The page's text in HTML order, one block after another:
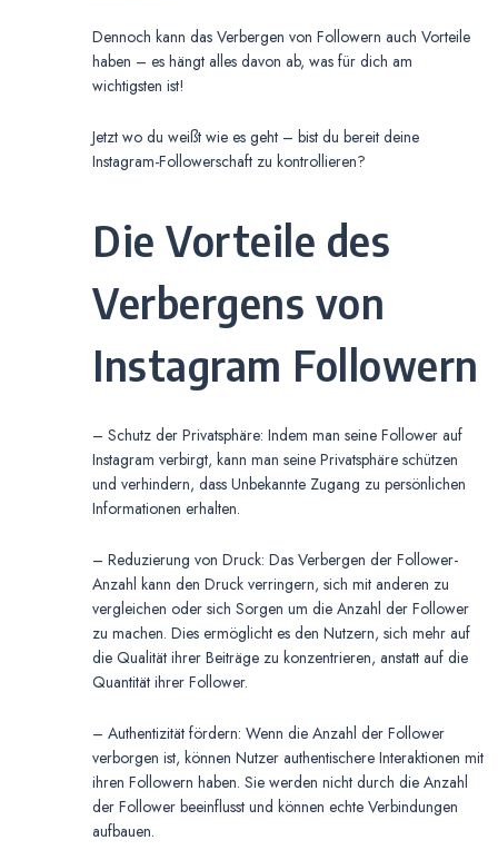
Dennoch kann das Verbergen von Followern auch Vorteile
haben – es hängt alles davon ab, was für dich am
wichtigsten ist!
Jetzt wo du weißt wie es geht – bist du bereit deine
Instagram-Followerschaft zu kontrollieren?
Die Vorteile des
Verbergens von
Instagram Followern
– Schutz der Privatsphäre: Indem man seine Follower auf
Instagram verbirgt, kann man seine Privatsphäre schützen
und verhindern, dass Unbekannte Zugang zu persönlichen
Informationen erhalten.
– Reduzierung von Druck: Das Verbergen der Follower-
Anzahl kann den Druck verringern, sich mit anderen zu
vergleichen oder sich Sorgen um die Anzahl der Follower
zu machen. Dies ermöglicht es den Nutzern, sich mehr auf
die Qualität ihrer Beiträge zu konzentrieren, anstatt auf die
Quantität ihrer Follower.
– Authentizität fördern: Wenn die Anzahl der Follower
verborgen ist, können Nutzer authentischere Interaktionen mit
ihren Followern haben. Sie werden nicht durch die Anzahl
der Follower beeinflusst und können echte Verbindungen
aufbauen.